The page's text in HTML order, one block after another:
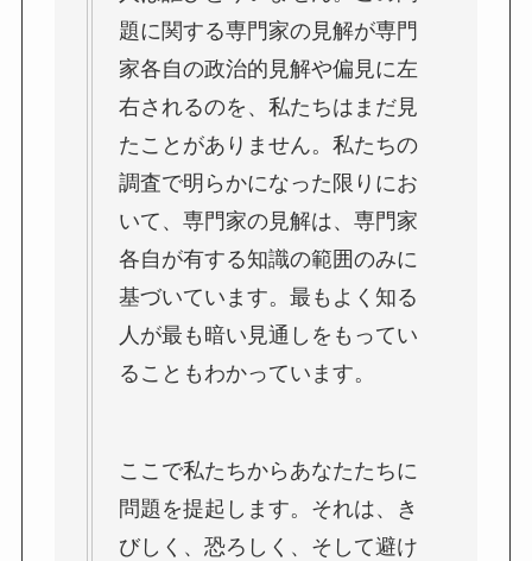
題に関する専門家の見解が専門
家各自の政治的見解や偏見に左
右されるのを、私たちはまだ見
たことがありません。私たちの
調査で明らかになった限りにお
いて、専門家の見解は、専門家
各自が有する知識の範囲のみに
基づいています。最もよく知る
人が最も暗い見通しをもってい
ることもわかっています。
ここで私たちからあなたたちに
問題を提起します。それは、き
びしく、恐ろしく、そして避け